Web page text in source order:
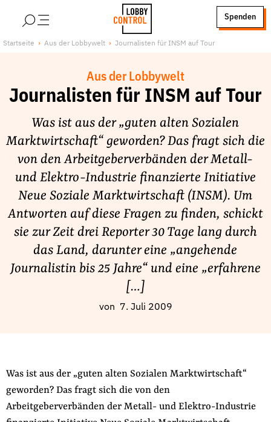
LobbyControl
Spenden
Über uns
Finanzierung
Publikationen und Material
Lobbykritische Stadtführungen
Unsere Schwerpunkte
Lobbykontrolle und Regeln
Lobbyismus und Klima
Macht der Digitalkonzerne
Spenden & Fördern
Fördermitglied werden
Testamentsspende
Presse
Newsletter
Startseite Aus der Lobbywelt Journalisten für INSM auf Tour
Aus der Lobbywelt
Journalisten für INSM auf Tour
Was ist aus der „guten alten Sozialen
Marktwirtschaft“ geworden? Das fragt sich die
von den Arbeitgeberverbänden der Metall-
und Elektro-Industrie finanzierte Initiative
Neue Soziale Marktwirtschaft (INSM). Um
Antworten auf diese Fragen zu finden, schickt
sie zur Zeit drei Reporter 30 Tage lang durch
das Land, darunter eine „angehende
Journalistin bis 25 Jahre“ und eine „erfahrene
[…]
von 7. Juli 2009
Was ist aus der „guten alten Sozialen Marktwirtschaft“
geworden? Das fragt sich die von den
Arbeitgeberverbänden der Metall- und Elektro-Industrie